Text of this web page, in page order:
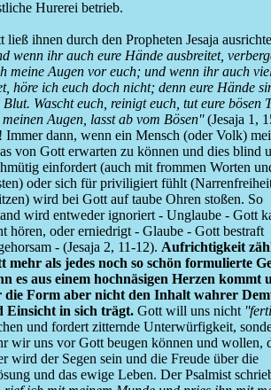
Hurerei betrieb.
ließ ihnen durch den Propheten Jesaja
wenn ihr auch eure Hände ausbreitet,
meine Augen vor euch; und wenn ihr auch
höre ich euch doch nicht; denn eure Hände
Wascht euch, reinigt euch, tut eure bösen
meinen Augen, lasst ab vom Bösen''(Jesaja 1,
Immer dann, wenn ein Mensch (oder Volk)
von Gott erwarten zu können und dies blind
einfordert (auch mit frommen Worten
oder sich für priviligiert fühlt
wird bei Gott auf taube Ohren stoßen. So
wird entweder ignoriert - Unglaube - Gott
hören, oder erniedrigt - Glaube - Gott bestraft
- (Jesaja 2, 11-12). Aufrichtigkeit
mehr als jedes noch so schön formulierte
es aus einem hochnäsigen Herzen kommt
die Form aber nicht den Inhalt wahrer
Einsicht in sich trägt.Gott will uns nicht
und fordert zitternde Unterwürfigkeit,
wir uns vor Gott beugen können und wollen,
wird der Segen sein und die Freude über die
und das ewige Leben. Der Psalmist